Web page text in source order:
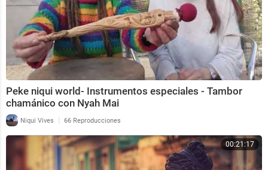
Peke niqui world- Instrumentos especiales - Tambor
chamánico con Nyah Mai
Niqui Vives | 66 Reproducciones
00:21:17